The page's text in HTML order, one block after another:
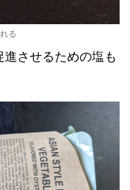
る
させるための塩も